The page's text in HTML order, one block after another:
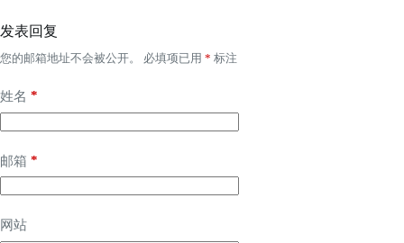
发表回复
您的邮箱地址不会被公开。 必填项已用 * 标注
姓名 *
邮箱 *
网站